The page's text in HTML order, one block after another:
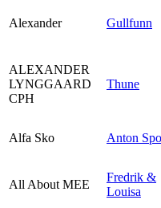
Alexander Gullfunn
ALEXANDER
LYNGGAARD
CPH
Thune
Alfa Sko
Anton
All About MEE
Fredrik &
Louisa